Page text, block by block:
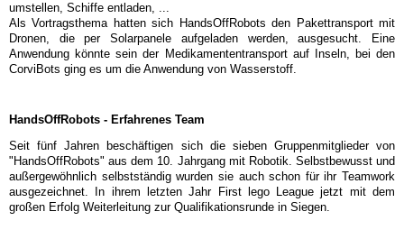
umstellen, Schiffe entladen, ...
Als Vortragsthema hatten sich HandsOffRobots den Pakettransport mit
Dronen, die per Solarpanele aufgeladen werden, ausgesucht. Eine
Anwendung könnte sein der Medikamententransport auf Inseln, bei den
CorviBots ging es um die Anwendung von Wasserstoff.
HandsOffRobots - Erfahrenes Team
Seit fünf Jahren beschäftigen sich die sieben Gruppenmitglieder von
"HandsOffRobots" aus dem 10. Jahrgang mit Robotik. Selbstbewusst und
außergewöhnlich selbstständig wurden sie auch schon für ihr Teamwork
ausgezeichnet. In ihrem letzten Jahr First lego League jetzt mit dem
großen Erfolg Weiterleitung zur Qualifikationsrunde in Siegen.